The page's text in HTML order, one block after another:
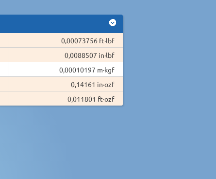
0,00073756 ft·lbf
0,0088507 in·lbf
0,00010197 m·kgf
0,14161 in·ozf
0,011801 ft·ozf